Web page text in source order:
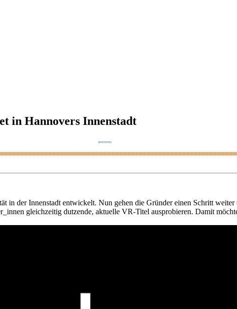
in Hannovers Innenstadt
in der Innenstadt entwickelt. Nun gehen die Gründer einen Schritt
gleichzeitig dutzende, aktuelle VR-Titel ausprobieren. Damit